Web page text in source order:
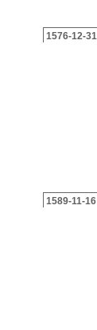
1576-12-31
1589-11-16